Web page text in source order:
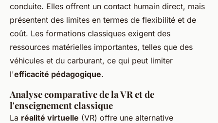
conduite. Elles offrent un contact humain direct, mais
présentent des limites en termes de flexibilité et de
coût. Les formations classiques exigent des
ressources matérielles importantes, telles que des
véhicules et du carburant, ce qui peut limiter
l'efficacité pédagogique.
Analyse comparative de la VR et de
l'enseignement classique
La réalité virtuelle (VR) offre une alternative